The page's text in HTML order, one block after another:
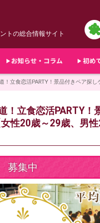
トの総合情報サイト
！立食恋活PARTY！景品付きペア探
！立食恋活PARTY！
性20歳～29歳、男
募集中